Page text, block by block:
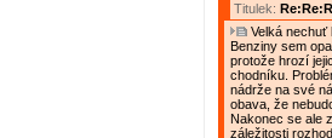
Titulek:
Velká
Benziny sem
protože hrozí
chodníku.
nádrže na své
obava, že
Nakonec se ale
záležitosti